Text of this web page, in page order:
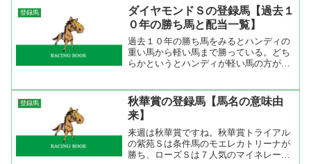
暗を分けた２頭だが時計の掛かる馬場な
らどうなるか分からない。...
登録馬
ダイヤモンドＳの登録馬【過去１
０年の勝ち馬と配当一覧】
過去１０年の勝ち馬をみるとハンディの
重い馬から軽い馬まで勝っている。どち
らかというとハンディが軽い馬の方が勝
でした。それと、『長距離線は騎手で買
え！』という格言があるが...
登録馬
秋華賞の登録馬【馬名の意味由
来】
来週は秋華賞ですね。秋華賞トライアル
の紫苑Ｓは条件馬のモエレカトリーナが
勝ち、ローズＳは７人気のマイネレーツ